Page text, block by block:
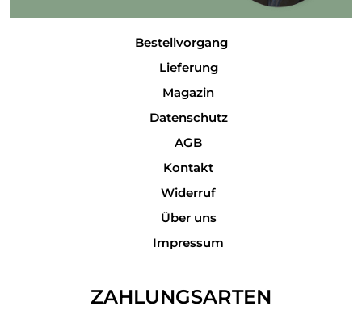
Bestellvorgang
Lieferung
Magazin
Datenschutz
AGB
Kontakt
Widerruf
Über uns
Impressum
ZAHLUNGSARTEN